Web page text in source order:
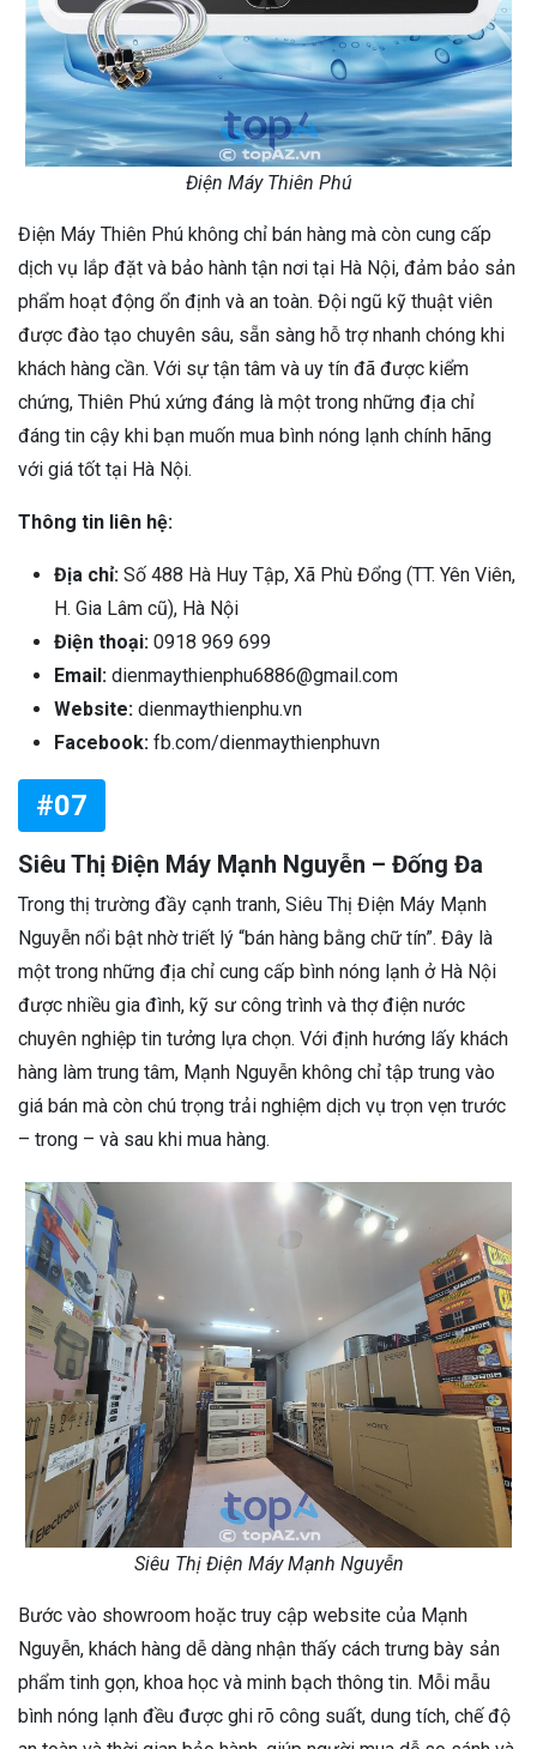
Điện Máy Thiên Phú
Điện Máy Thiên Phú không chỉ bán hàng mà còn cung cấp
dịch vụ lắp đặt và bảo hành tận nơi tại Hà Nội, đảm bảo sản
phẩm hoạt động ổn định và an toàn. Đội ngũ kỹ thuật viên
được đào tạo chuyên sâu, sẵn sàng hỗ trợ nhanh chóng khi
khách hàng cần. Với sự tận tâm và uy tín đã được kiểm
chứng, Thiên Phú xứng đáng là một trong những địa chỉ
đáng tin cậy khi bạn muốn mua bình nóng lạnh chính hãng
với giá tốt tại Hà Nội.
Thông tin liên hệ:
Địa chỉ: Số 488 Hà Huy Tập, Xã Phù Đổng (TT. Yên Viên,
H. Gia Lâm cũ), Hà Nội
Điện thoại: 0918 969 699
Email: dienmaythienphu6886@gmail.com
Website: dienmaythienphu.vn
Facebook: fb.com/dienmaythienphuvn
#07
Siêu Thị Điện Máy Mạnh Nguyễn – Đống Đa
Trong thị trường đầy cạnh tranh, Siêu Thị Điện Máy Mạnh
Nguyễn nổi bật nhờ triết lý “bán hàng bằng chữ tín”. Đây là
một trong những địa chỉ cung cấp bình nóng lạnh ở Hà Nội
được nhiều gia đình, kỹ sư công trình và thợ điện nước
chuyên nghiệp tin tưởng lựa chọn. Với định hướng lấy khách
hàng làm trung tâm, Mạnh Nguyễn không chỉ tập trung vào
giá bán mà còn chú trọng trải nghiệm dịch vụ trọn vẹn trước
– trong – và sau khi mua hàng.
Siêu Thị Điện Máy Mạnh Nguyễn
Bước vào showroom hoặc truy cập website của Mạnh
Nguyễn, khách hàng dễ dàng nhận thấy cách trưng bày sản
phẩm tinh gọn, khoa học và minh bạch thông tin. Mỗi mẫu
bình nóng lạnh đều được ghi rõ công suất, dung tích, chế độ